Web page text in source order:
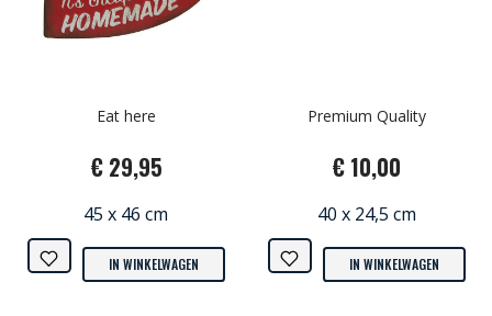
Eat here
€ 29,95
45 x 46 cm
IN WINKELWAGEN
Premium Quality
€ 10,00
40 x 24,5 cm
IN WINKELWAGEN